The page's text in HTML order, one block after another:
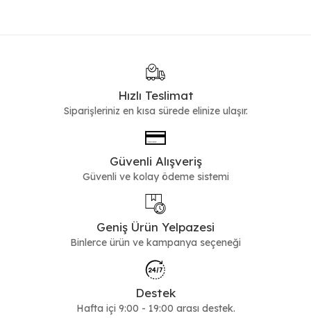
Hızlı Teslimat
Siparişleriniz en kısa sürede elinize ulaşır.
Güvenli Alışveriş
Güvenli ve kolay ödeme sistemi
Geniş Ürün Yelpazesi
Binlerce ürün ve kampanya seçeneği
Destek
Hafta içi 9:00 - 19:00 arası destek.